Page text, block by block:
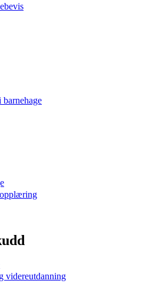
barnehage
videreutdanning